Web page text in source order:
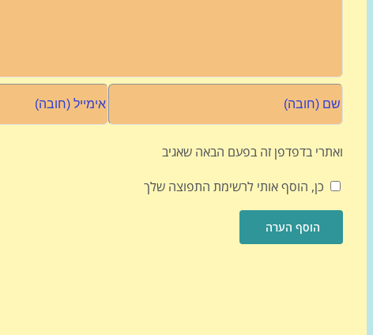
ואתרי בדפדפן זה בפעם הבאה שאגיב
כן, הוסף אותי לרשימת התפוצה שלך